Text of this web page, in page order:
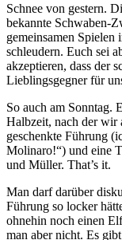
Schnee von gestern.
bekannte Schwaben-
gemeinsamen Spielen
schleudern. Euch sei
akzeptieren, dass der
Lieblingsgegner für
So auch am Sonntag.
Halbzeit, nach der wir
geschenkte Führung
Molinaro!“) und eine
und Müller. That’s it.
Man darf darüber
Führung so locker
ohnehin noch einen
man aber nicht. Es